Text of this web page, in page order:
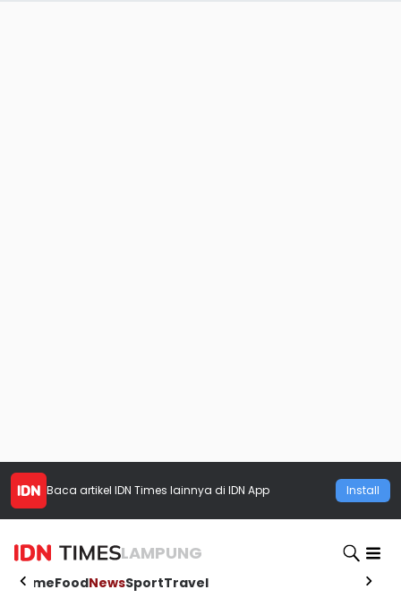
Baca artikel IDN Times lainnya di IDN App Install
LAMPUNG
HomeFoodNewsSportTravel